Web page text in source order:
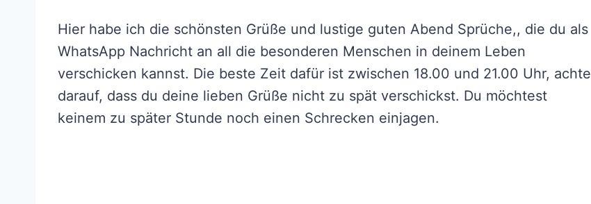
Hier habe ich die schönsten Grüße und lustige guten Abend Sprüche,, die du als
WhatsApp Nachricht an all die besonderen Menschen in deinem Leben
verschicken kannst. Die beste Zeit dafür ist zwischen 18.00 und 21.00 Uhr, achte
darauf, dass du deine lieben Grüße nicht zu spät verschickst. Du möchtest
keinem zu später Stunde noch einen Schrecken einjagen.